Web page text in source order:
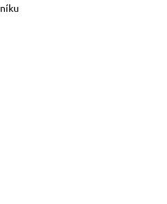
- výběr dle vzorníku